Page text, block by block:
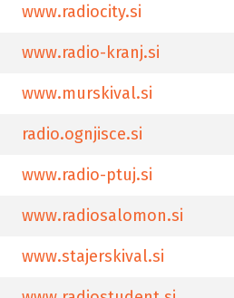
www.radiocity.si
www.radio-kranj.si
www.murskival.si
radio.ognjisce.si
www.radio-ptuj.si
www.radiosalomon.si
www.stajerskival.si